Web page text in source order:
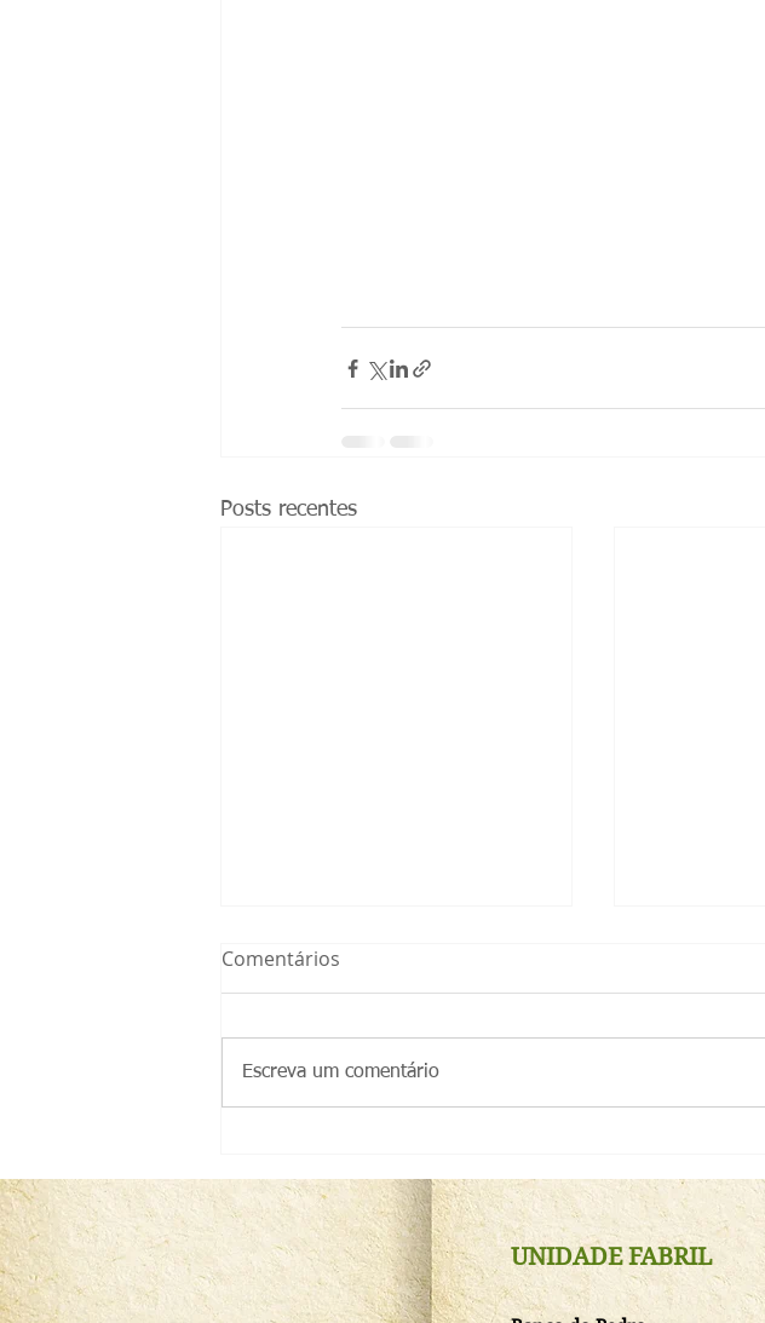
Posts recentes
abre capacitação técnica em
Produção de Mudas de
Cacau
reuniu
selou
Biofábrica
Comentários
Escreva um comentário
UNIDADE FABRIL